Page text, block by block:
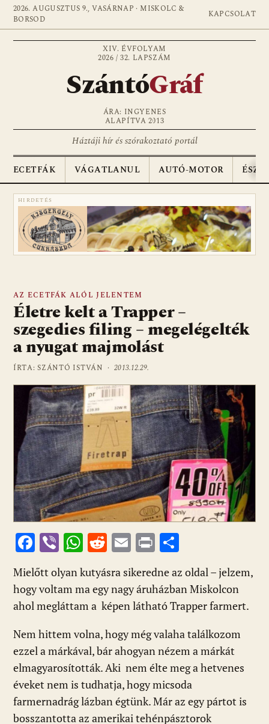
2026. AUGUSZTUS 9., VASÁRNAP · MISKOLC &
BORSOD
KAPCSOLAT
XIV. ÉVFOLYAM
2026 / 32. LAPSZÁM
SzántóGráf
ÁRA: INGYENES
ALAPÍTVA 2013
Háztáji hír és szórakoztató portál
ECETFÁK VÁGATLANUL AUTÓ-MOTOR
HIRDETÉS
AZ ECETFÁK ALÓL JELENTEM
Életre kelt a Trapper –
szegedies filing – megelégelték
a nyugat majmolást
ÍRTA: SZÁNTÓ ISTVÁN ·2013.12.29.
F
ac
e
b
o
k
Vi
b
er
W
at
s
p
p
R
d
di
t
E
m
ai
l
Pr
in
t
ss
za
m
e
g
Mielőtt olyan kutyásra sikeredne az oldal – jelzem,
hogy voltam ma egy nagy áruházban Miskolcon
ahol megláttam a képen látható Trapper farmert.
Nem hittem volna, hogy még valaha találkozom
ezzel a márkával, bár ahogyan nézem a márkát
elmagyarosították. Aki nem élte meg a hetvenes
éveket nem is tudhatja, hogy micsoda
farmernadrág lázban égtünk. Már az egy pártot is
bosszantotta az amerikai tehénpásztorok